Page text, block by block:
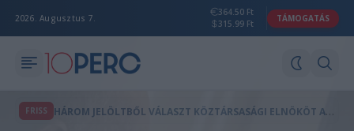
2026. Augusztus 7.
364.50 Ft
315.99 Ft
TÁMOGATÁS
FRISS H
ÁROM JELÖLTBŐL VÁLASZT KÖZTÁRSASÁGI ELNÖKÖT A PARLAMENT KEDDEN